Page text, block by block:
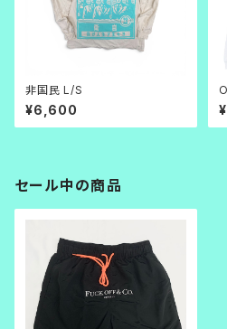
非国民 L/S
¥6,600
セール中の商品